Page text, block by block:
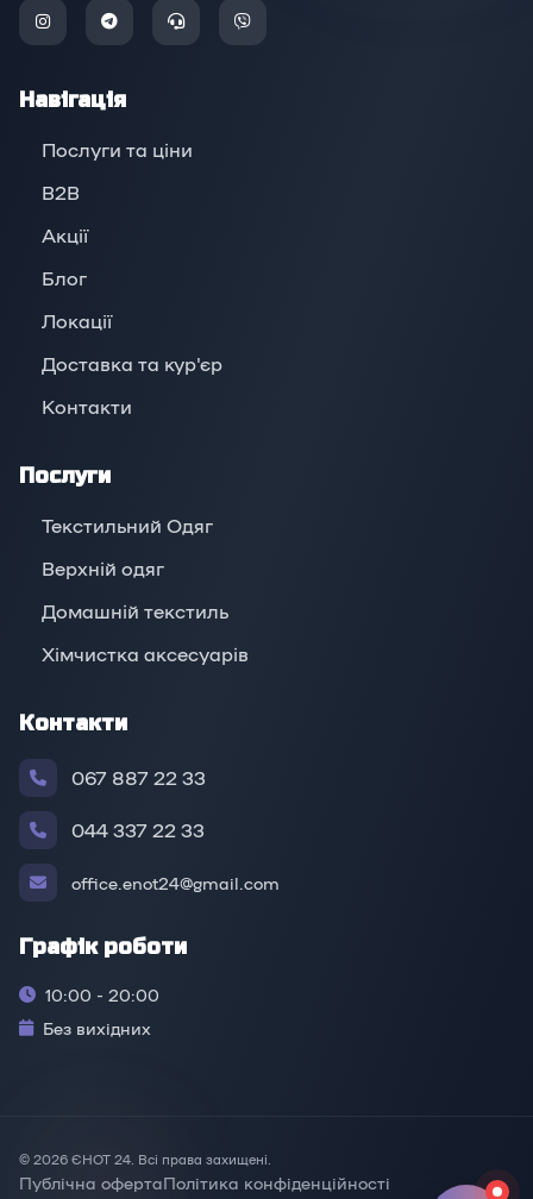
Навігація
Послуги та ціни
B2B
Акції
Блог
Локації
Доставка та кур'єр
Контакти
Послуги
Текстильний Одяг
Верхній oдяг
Домашній текстиль
Хімчистка аксесуарів
Контакти
067 887 22 33
044 337 22 33
office.enot24@gmail.com
Графік роботи
10:00 - 20:00
Без вихідних
© 2026 ЄНОТ 24. Всі права захищені.
Публічна офертаПолітика конфіденційності